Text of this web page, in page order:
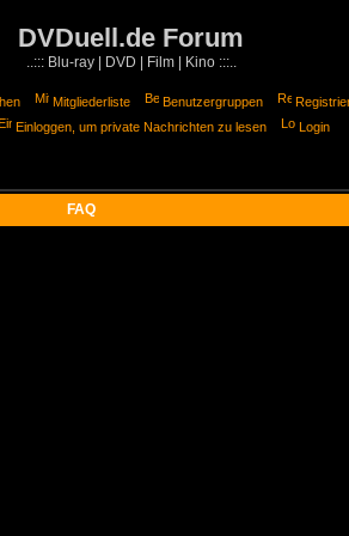
DVDuell.de Forum
..::: Blu-ray | DVD | Film | Kino :::..
Mitgliederliste Benutzergruppen
Einloggen, um private Nachrichten zu lesen Login
FAQ